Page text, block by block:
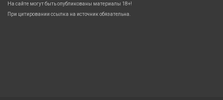
На сайте могут быть опубликованы материалы 18+!
При цитировании ссылка на источник обязательна.